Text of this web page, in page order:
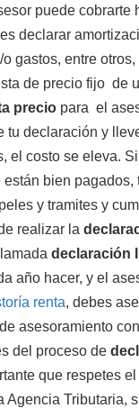
puede cobrarte
declarar
gastos, entre otros,
de precio fijo de
precio para el
tu declaración y
el costo se eleva.
están bien pagados,
y tramites y
realizar la
declaración
año hacer, y el
renta, debes
asesoramiento
del proceso de
que respetes
Agencia Tributaria,